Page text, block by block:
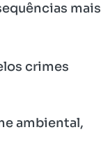
mais
crimes
ambiental,